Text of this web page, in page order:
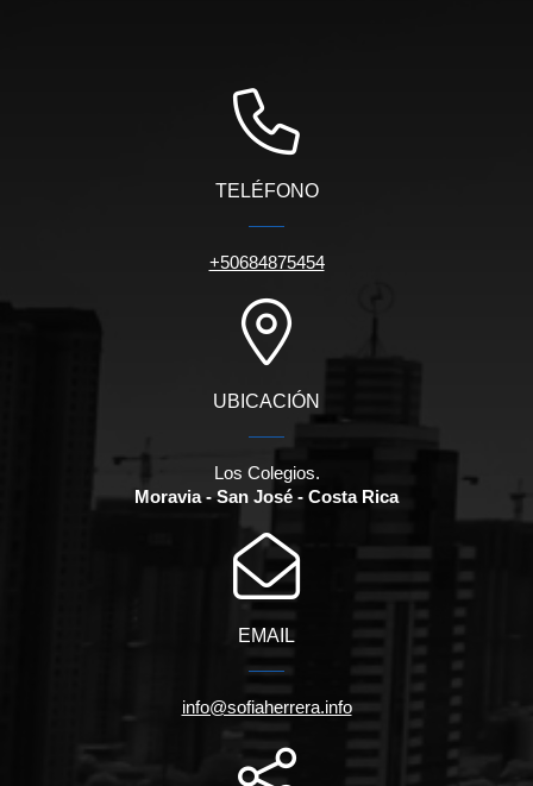
TELÉFONO
+50684875454
UBICACIÓN
Los Colegios.
Moravia - San José - Costa Rica
EMAIL
info@sofiaherrera.info